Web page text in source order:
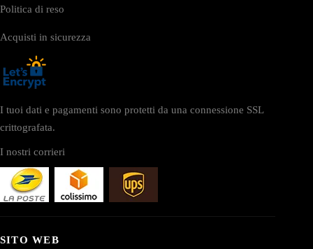
Politica di reso
Acquisti in sicurezza
I tuoi dati e pagamenti sono protetti da una connessione SSL
crittografata.
I nostri corrieri
SITO WEB